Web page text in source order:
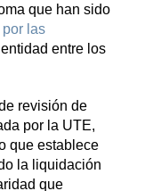
que han sido
las
entre los
revisión de
por la UTE,
que establece
la liquidación
que